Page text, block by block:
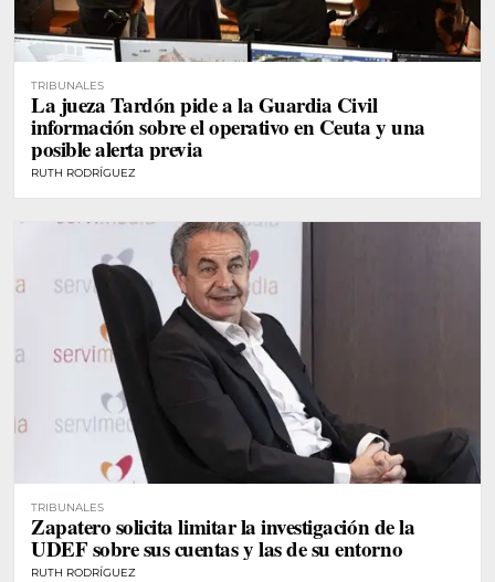
TRIBUNALES
La jueza Tardón pide a la Guardia Civil
información sobre el operativo en Ceuta y una
posible alerta previa
RUTH RODRÍGUEZ
TRIBUNALES
Zapatero solicita limitar la investigación de la
UDEF sobre sus cuentas y las de su entorno
RUTH RODRÍGUEZ